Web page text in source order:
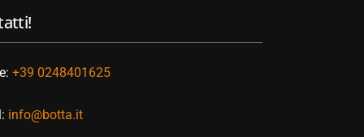
+39 0248401625
info@botta.it